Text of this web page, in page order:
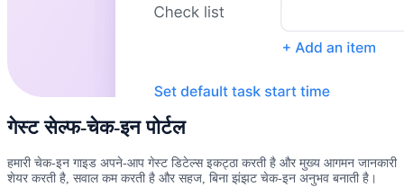
गेस्ट सेल्फ-चेक-इन पोर्टल
हमारी चेक-इन गाइड अपने-आप गेस्ट डिटेल्स इकट्ठा करती है और मुख्य आगमन जानकारी
शेयर करती है, सवाल कम करती है और सहज, बिना झंझट चेक-इन अनुभव बनाती है।